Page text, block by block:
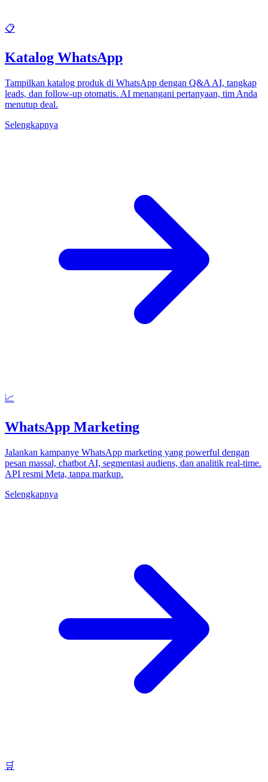
📋
Katalog WhatsApp
Tampilkan katalog produk di WhatsApp dengan Q&A AI, tangkap
leads, dan follow-up otomatis. AI menangani pertanyaan, tim Anda
menutup deal.
Selengkapnya
📈
WhatsApp Marketing
Jalankan kampanye WhatsApp marketing yang powerful dengan
pesan massal, chatbot AI, segmentasi audiens, dan analitik real-time.
API resmi Meta, tanpa markup.
Selengkapnya
🛒